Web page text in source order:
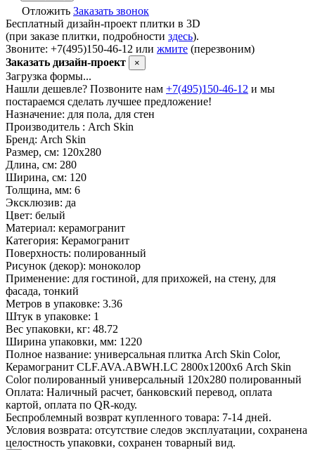
Отложить Заказать звонок
Бесплатный дизайн-проект плитки в 3D
(при заказе плитки, подробности здесь).
Звоните: +7(495)150-46-12 или жмите (перезвоним)
Заказать дизайн-проект
×
Загрузка формы...
Нашли дешевле? Позвоните нам +7(495)150-46-12 и мы
постараемся сделать лучшее предложение!
Назначение: для пола, для стен
Производитель : Arch Skin
Бренд: Arch Skin
Размер, см: 120х280
Длина, см: 280
Ширина, см: 120
Толщина, мм: 6
Эксклюзив: да
Цвет: белый
Материал: керамогранит
Категория: Керамогранит
Поверхность: полированный
Рисунок (декор): моноколор
Применение: для гостиной, для прихожей, на стену, для
фасада, тонкий
Метров в упаковке: 3.36
Штук в упаковке: 1
Вес упаковки, кг: 48.72
Ширина упаковки, мм: 1220
Полное название: универсальная плитка Arch Skin Color,
Керамогранит CLF.AVA.ABWH.LC 2800х1200х6 Arch Skin
Color полированный универсальный 120х280 полированный
Оплата: Наличный расчет, банковский перевод, оплата
картой, оплата по QR-коду.
Беспроблемный возврат купленного товара: 7-14 дней.
Условия возврата: отсутствие следов эксплуатации, сохранена
целостность упаковки, сохранен товарный вид.